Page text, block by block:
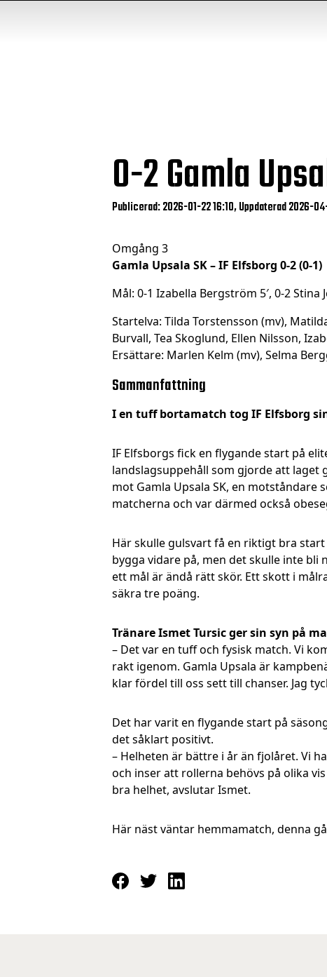
0-2Gamla
Publicerad: 2026-01-22 16:10, Uppdaterad 2026-
Omgång 3
Gamla Upsala SK – IF Elfsborg 0-2 (0-1)
Mål: 0-1 Izabella Bergström 5′, 0-2 Stina
Startelva: Tilda Torstensson (mv),
Burvall, Tea Skoglund, Ellen Nilsson,
Ersättare: Marlen Kelm (mv), Selma
Sammanfattning
I en tuff bortamatch tog IF Elfsborg
IF Elfsborgs fick en flygande start på
landslagsuppehåll som gjorde att laget
mot Gamla Upsala SK, en
matcherna och var därmed också
Här skulle gulsvart få en riktigt bra
bygga vidare på, men det skulle inte bli
ett mål är ändå rätt skör. Ett skott i
säkra tre poäng.
Tränare Ismet Tursic ger sin syn på
– Det var en tuff och fysisk match. Vi
rakt igenom. Gamla Upsala är
klar fördel till oss sett till chanser. Jag
Det har varit en flygande start på
det såklart positivt.
– Helheten är bättre i år än fjolåret. Vi
och inser att rollerna behövs på olika
bra helhet, avslutar Ismet.
Här näst väntar hemmamatch, denna